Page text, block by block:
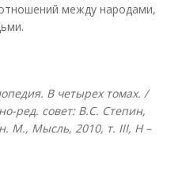
между народами,
В четырех томах. /
ред. совет: В.С. Степин,
М., Мысль, 2010, т. III, Н –